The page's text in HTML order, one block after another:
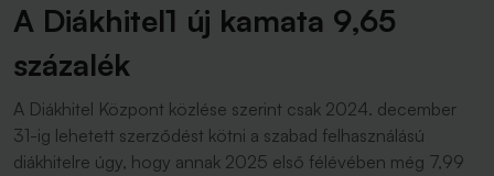
A Diákhitel1 új kamata 9,65
százalék
A Diákhitel Központ közlése szerint csak 2024. december
31-ig lehetett szerződést kötni a szabad felhasználású
diákhitelre úgy, hogy annak 2025 első félévében még 7,99